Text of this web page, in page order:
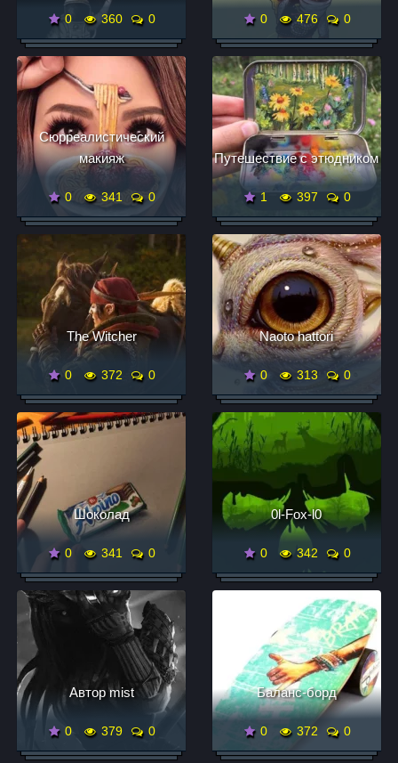
0 360 0 0 476 0
Сюрреалистический
макияж
0 341 0
Путешествие с этюдником
1 397 0
The Witcher
0 372 0
Naoto hattori
0 313 0
Шоколад
0 341 0
0l-Fox-l0
0 342 0
Автор mist
0 379 0
Баланс-борд
0 372 0